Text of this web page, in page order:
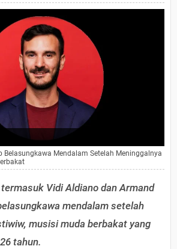
Belasungkawa Mendalam Setelah Meninggalnya
Vidi Aldiano dan Armand
mendalam setelah
musisi muda berbakat yang
tahun.